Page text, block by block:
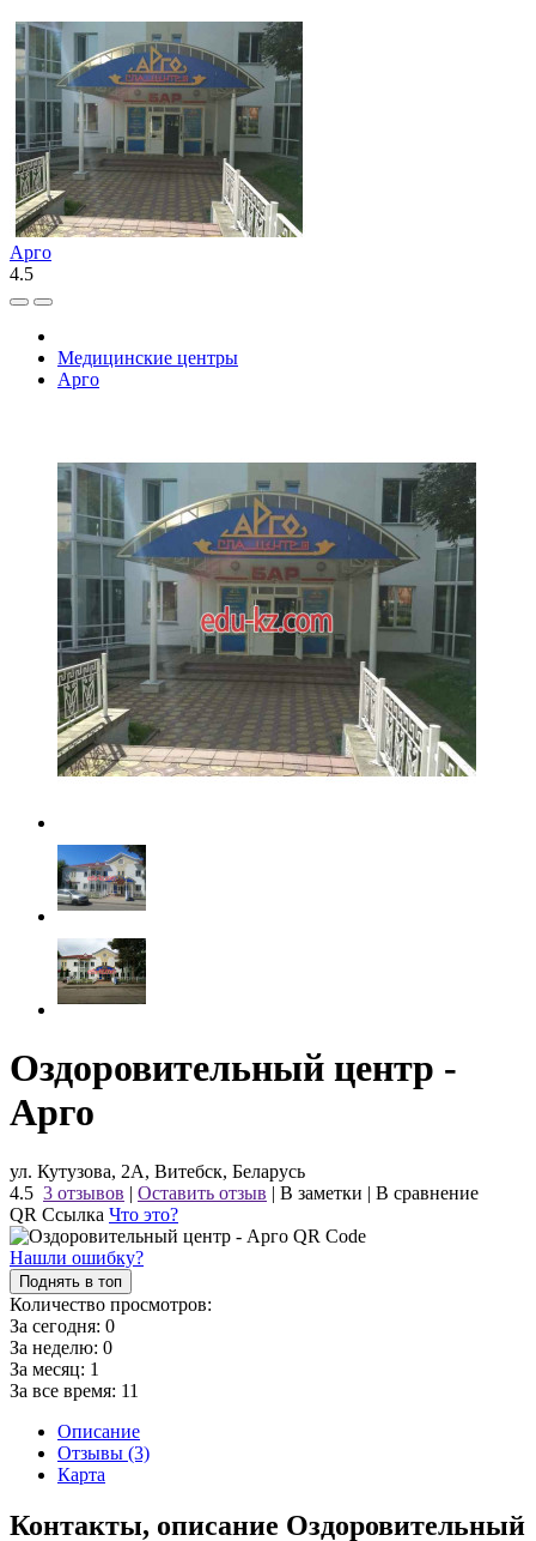
Арго
4.5
Медицинские центры
Арго
Оздоровительный центр -
Арго
ул. Кутузова, 2А, Витебск, Беларусь
4.5 3 отзывов | Оставить отзыв | В заметки | В сравнение
QR Ссылка Что это?
Нашли ошибку?
Поднять в топ
Количество просмотров:
За сегодня: 0
За неделю: 0
За месяц: 1
За все время: 11
Описание
Отзывы (3)
Карта
Контакты, описание Оздоровительный